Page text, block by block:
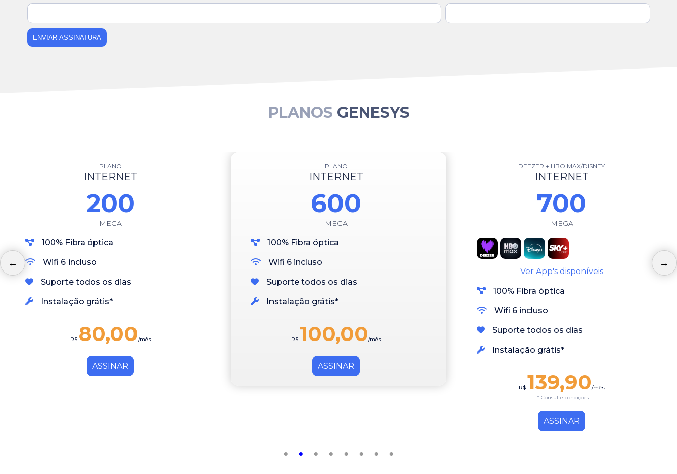
ENVIAR ASSINATURA
PLANOS GENESYS
PLANO
INTERNET
200
MEGA
100% Fibra óptica
Wifi 6 incluso
Suporte todos os dias
Instalação grátis*
R$ 80,00/mês
ASSINAR
PLANO
INTERNET
600
MEGA
100% Fibra óptica
Wifi 6 incluso
Suporte todos os dias
Instalação grátis*
R$ 100,00/mês
ASSINAR
DEEZER + HBO MAX/DISNEY
INTERNET
700
MEGA
Ver App's disponíveis
100% Fibra óptica
Wifi 6 incluso
Suporte todos os dias
Instalação grátis*
R$ 139,90/mês
1* Consulte condições
ASSINAR